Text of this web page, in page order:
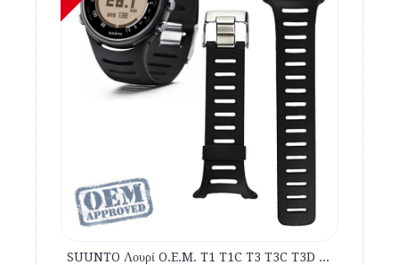
SUUNTO Λουρί O.E.M. T1 T1C T3 T3C T3D T4C T4D Μαύρο εμπορίου